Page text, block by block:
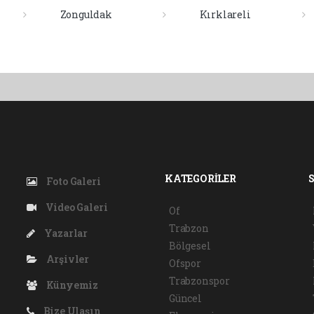
Zonguldak
Kırklareli
Foto Galeri
Video Galeri
Yazarlar
Arşivler
Künyemiz
Bize Ulaşın
KATEGORİLER
Of
Trabzon
Bölgesel
Ofspor
Trabzonspor
Güncel